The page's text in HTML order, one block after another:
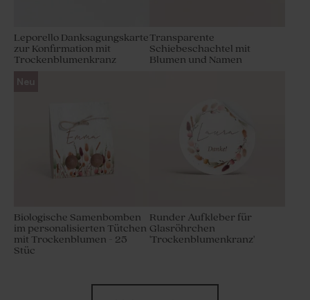
Leporello Danksagungskarte
zur Konfirmation mit
Trockenblumenkranz
Transparente
Schiebeschachtel mit
Blumen und Namen
Neu
Biologische Samenbomben
im personalisierten Tütchen
mit Trockenblumen - 25
Stüc
Runder Aufkleber für
Glasröhrchen
'Trockenblumenkranz'